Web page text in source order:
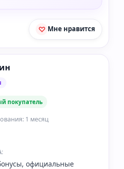
Мне нравится
покупатель
1 месяц
официальные